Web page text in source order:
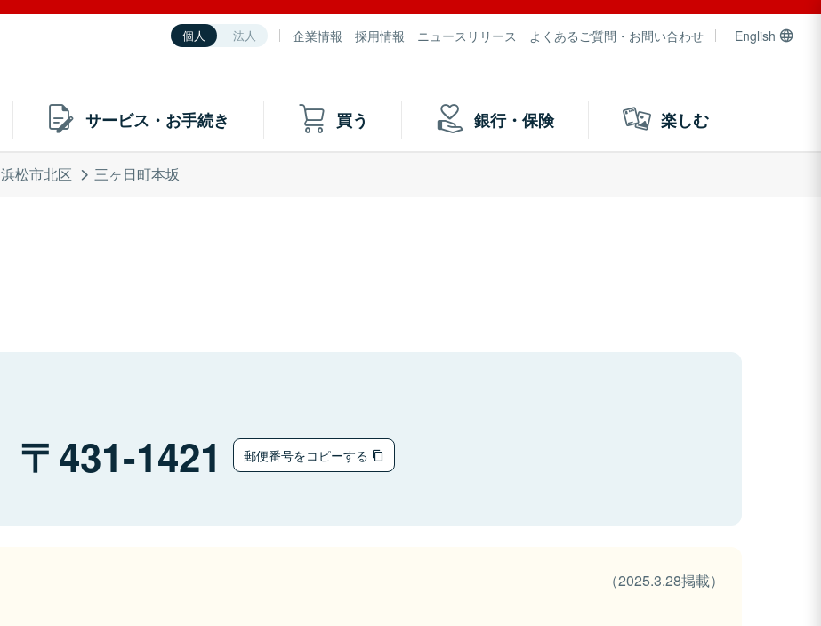
個人 法人 企業情報 採用情報 ニュースリリース よくあるご質問・お問い合わせ English
サービス・お手続き 買う 銀行・保険 楽しむ
浜松市北区 三ヶ日町本坂
431-1421 郵便番号をコピーする
（2025.3.28掲載）